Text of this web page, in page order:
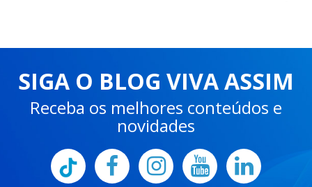
SIGA O BLOG VIVA ASSIM
Receba os melhores conteúdos e
novidades